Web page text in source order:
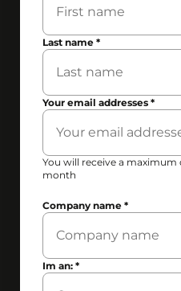
Last name*
Your email addresses*
You will receive a
month
Company name*
Im an:*